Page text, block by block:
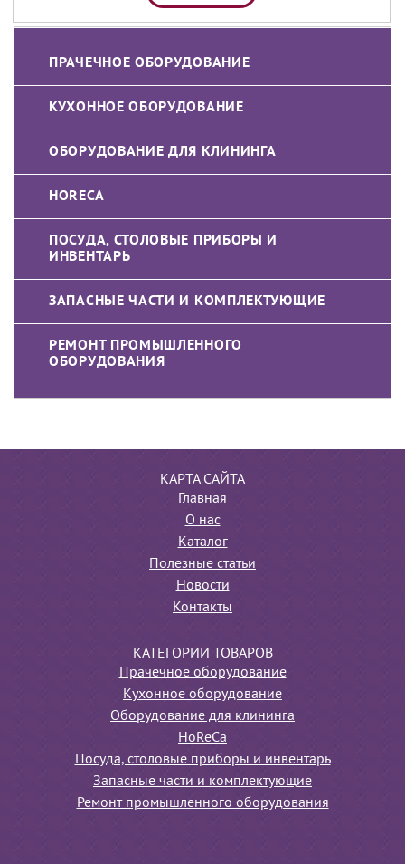
ПРАЧЕЧНОЕ ОБОРУДОВАНИЕ
КУХОННОЕ ОБОРУДОВАНИЕ
ОБОРУДОВАНИЕ ДЛЯ КЛИНИНГА
HORECA
ПОСУДА, СТОЛОВЫЕ ПРИБОРЫ И
ИНВЕНТАРЬ
ЗАПАСНЫЕ ЧАСТИ И КОМПЛЕКТУЮЩИЕ
РЕМОНТ ПРОМЫШЛЕННОГО
ОБОРУДОВАНИЯ
КАРТА САЙТА
Главная
О нас
Каталог
Полезные статьи
Новости
Контакты
КАТЕГОРИИ ТОВАРОВ
Прачечное оборудование
Кухонное оборудование
Оборудование для клининга
HoReCa
Посуда, столовые приборы и инвентарь
Запасные части и комплектующие
Ремонт промышленного оборудования